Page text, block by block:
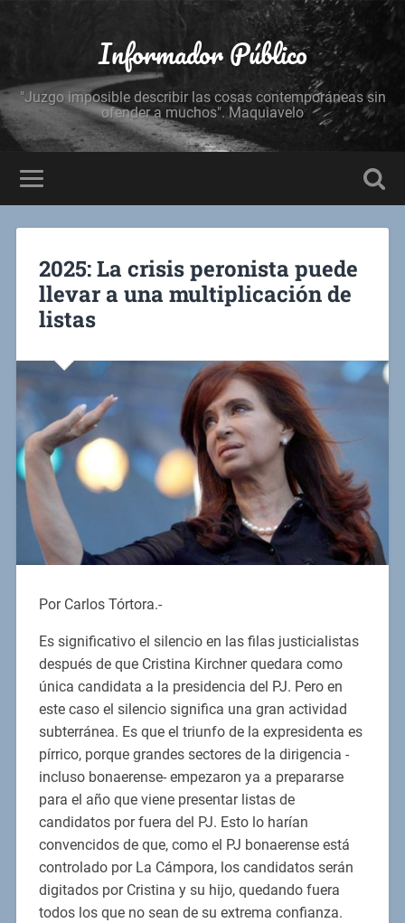
Informador Público
"Juzgo imposible describir las cosas contemporáneas sin
ofender a muchos". Maquiavelo
2025: La crisis peronista puede
llevar a una multiplicación de
listas
Por Carlos Tórtora.-
Es significativo el silencio en las filas justicialistas
después de que Cristina Kirchner quedara como
única candidata a la presidencia del PJ. Pero en
este caso el silencio significa una gran actividad
subterránea. Es que el triunfo de la expresidenta es
pírrico, porque grandes sectores de la dirigencia -
incluso bonaerense- empezaron ya a prepararse
para el año que viene presentar listas de
candidatos por fuera del PJ. Esto lo harían
convencidos de que, como el PJ bonaerense está
controlado por La Cámpora, los candidatos serán
digitados por Cristina y su hijo, quedando fuera
todos los que no sean de su extrema confianza.